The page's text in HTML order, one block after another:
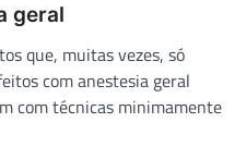
geral
que, muitas vezes, só
com anestesia geral
com técnicas minimamente